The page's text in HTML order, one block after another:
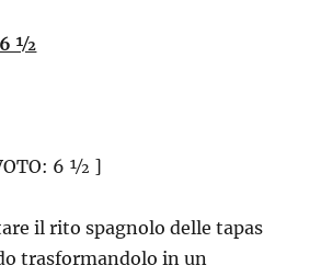
6 ½
6 ½ ]
il rito spagnolo delle tapas
trasformandolo in un